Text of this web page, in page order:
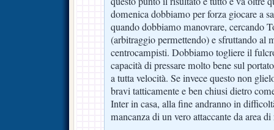
domenica dobbiamo per forza giocare a
quando dobbiamo manovrare, cercando
(arbitraggio permettendo) e sfruttando al
centrocampisti. Dobbiamo togliere il
capacità di pressare molto bene sul
a tutta velocità. Se invece questo non
bravi tatticamente e ben chiusi dietro
Inter in casa, alla fine andranno in
mancanza di un vero attaccante da area